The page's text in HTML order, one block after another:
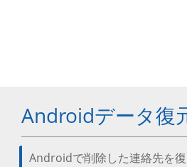
Androidデータ復
Androidで削除した連絡先を